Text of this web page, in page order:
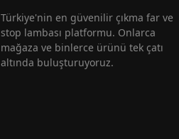
Türkiye'nin en güvenilir çıkma far ve
stop lambası platformu. Onlarca
mağaza ve binlerce ürünü tek çatı
altında buluşturuyoruz.